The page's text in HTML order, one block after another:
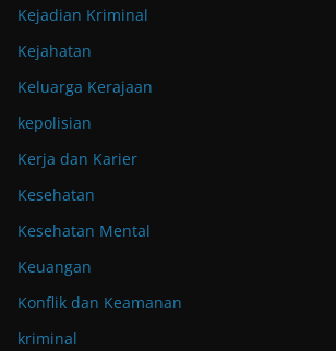
Kejadian Kriminal
Kejahatan
Keluarga Kerajaan
kepolisian
Kerja dan Karier
Kesehatan
Kesehatan Mental
Keuangan
Konflik dan Keamanan
kriminal